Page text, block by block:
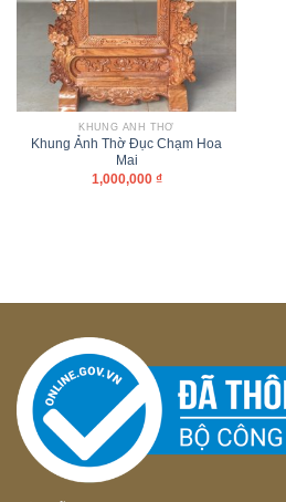
KHUNG ẢNH THỜ
Khung Ảnh Thờ Đục Chạm Hoa
Mai
1,000,000 ₫